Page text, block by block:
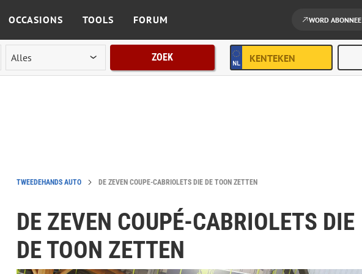
OCCASIONS TOOLS FORUM WORD ABONNEE
ZOEK
TWEEDEHANDS AUTO DE ZEVEN COUPÉ-CABRIOLETS DIE DE TOON ZETTEN
DE ZEVEN COUPÉ-CABRIOLETS DIE
DE TOON ZETTEN